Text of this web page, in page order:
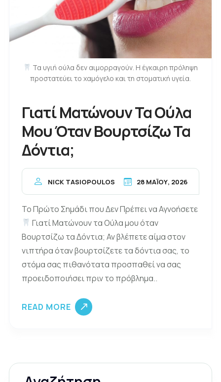
Τα υγιή ούλα δεν αιμορραγούν. Η έγκαιρη πρόληψη
προστατεύει το χαμόγελο και τη στοματική υγεία.
Γιατί Ματώνουν Τα Ούλα
Μου Όταν Βουρτσίζω Τα
Δόντια;
NICK TASIOPOULOS 28 ΜΑΪ́ΟΥ, 2026
Το Πρώτο Σημάδι που Δεν Πρέπει να Αγνοήσετε
Γιατί Ματώνουν τα Ούλα μου όταν
Βουρτσίζω τα Δόντια; Αν βλέπετε αίμα στον
νιπτήρα όταν βουρτσίζετε τα δόντια σας, το
στόμα σας πιθανότατα προσπαθεί να σας
προειδοποιήσει πριν το πρόβλημα..
READ MORE